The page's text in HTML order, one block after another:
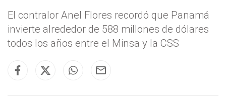
El contralor Anel Flores recordó que Panamá
invierte alrededor de 588 millones de dólares
todos los años entre el Minsa y la CSS